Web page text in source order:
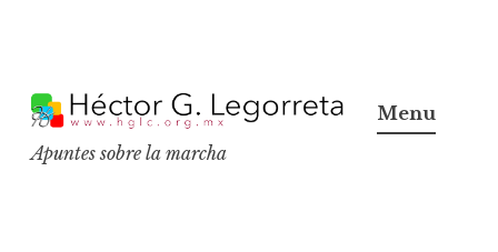
k
p
Apuntes sobre la marcha
Menu